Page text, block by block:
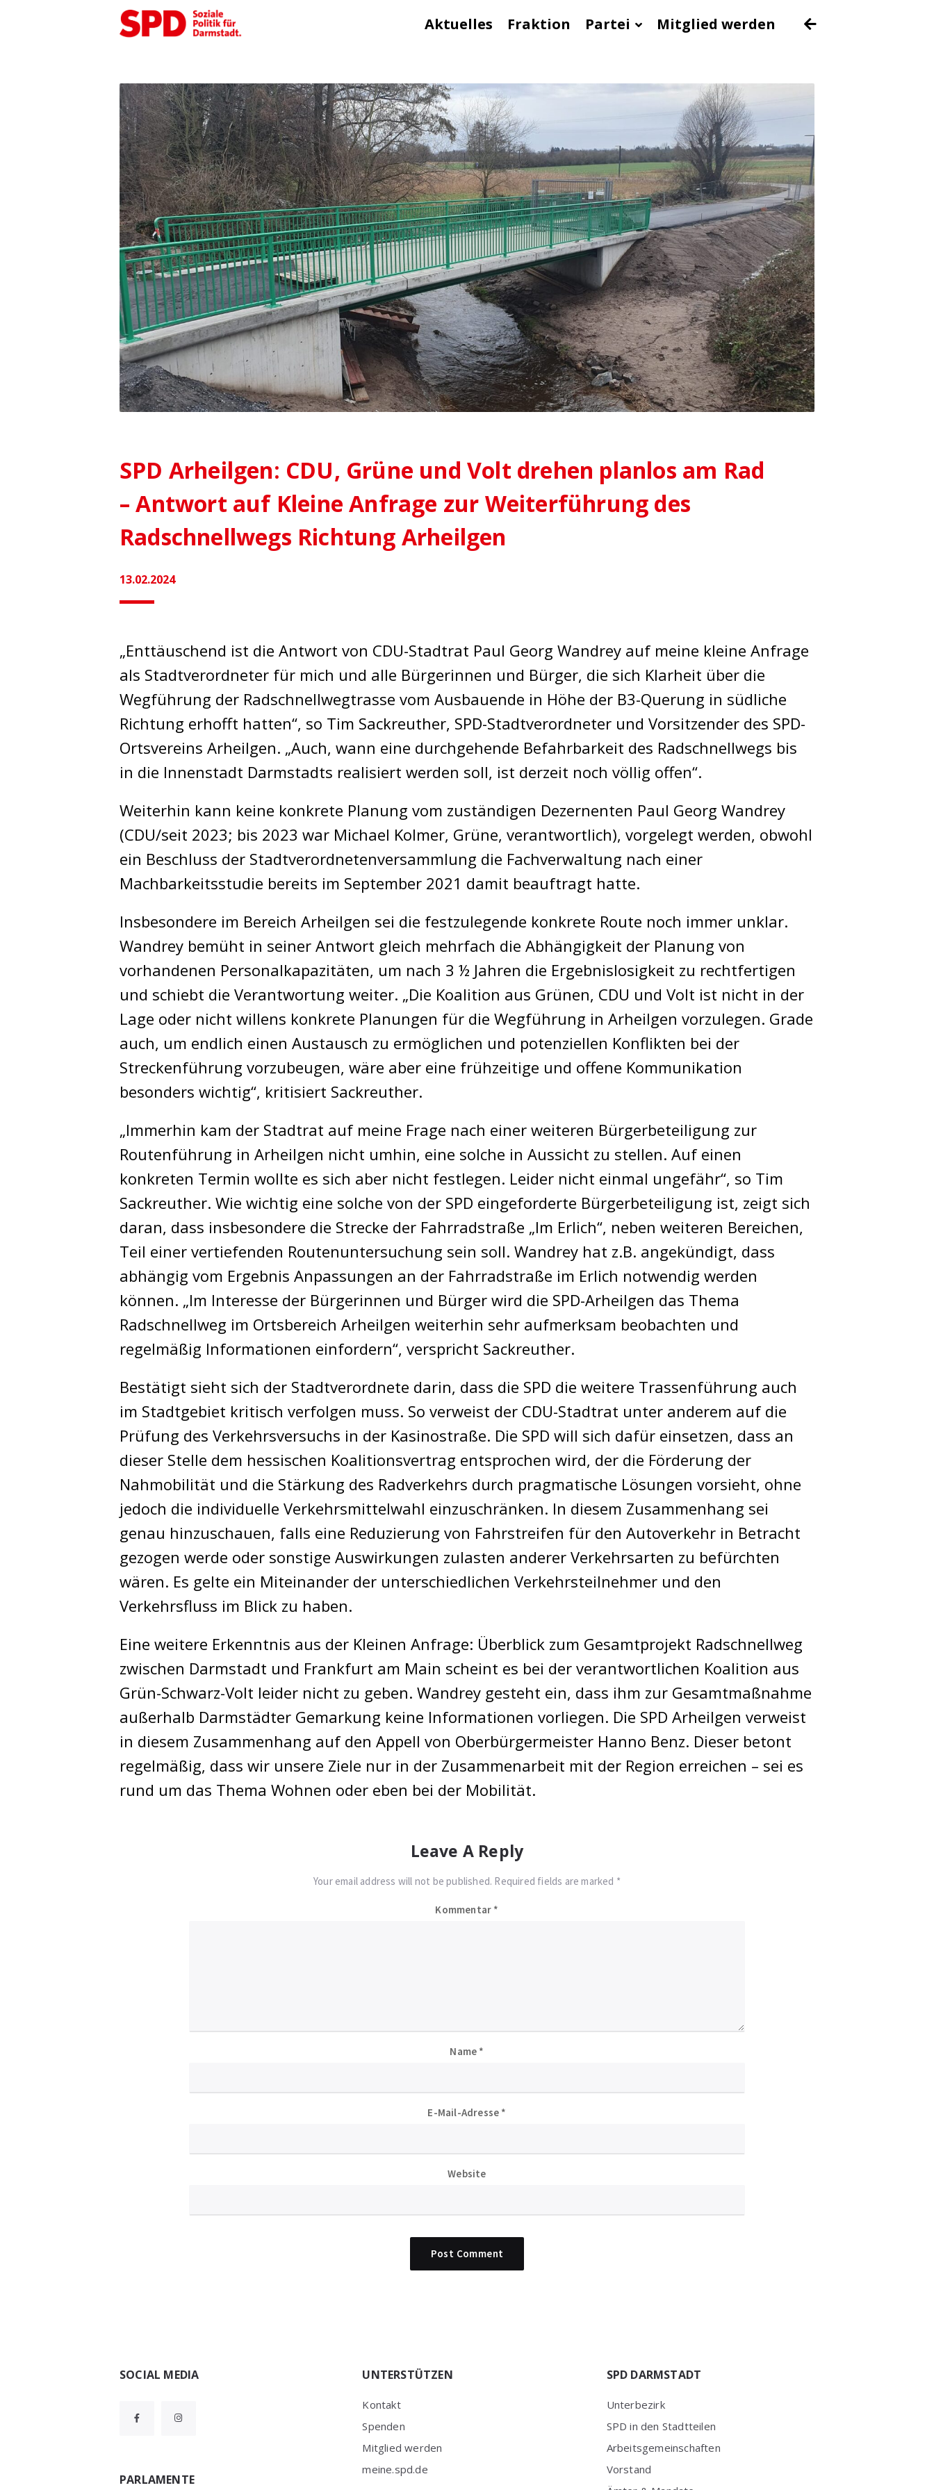
Aktuelles Fraktion Partei Mitglied werden
SPD Arheilgen: CDU, Grüne und Volt drehen planlos am Rad
– Antwort auf Kleine Anfrage zur Weiterführung des
Radschnellwegs Richtung Arheilgen
13.02.2024
„Enttäuschend ist die Antwort von CDU-Stadtrat Paul Georg Wandrey auf meine kleine Anfrage
als Stadtverordneter für mich und alle Bürgerinnen und Bürger, die sich Klarheit über die
Wegführung der Radschnellwegtrasse vom Ausbauende in Höhe der B3-Querung in südliche
Richtung erhofft hatten“, so Tim Sackreuther, SPD-Stadtverordneter und Vorsitzender des SPD-
Ortsvereins Arheilgen. „Auch, wann eine durchgehende Befahrbarkeit des Radschnellwegs bis
in die Innenstadt Darmstadts realisiert werden soll, ist derzeit noch völlig offen“.
Weiterhin kann keine konkrete Planung vom zuständigen Dezernenten Paul Georg Wandrey
(CDU/seit 2023; bis 2023 war Michael Kolmer, Grüne, verantwortlich), vorgelegt werden, obwohl
ein Beschluss der Stadtverordnetenversammlung die Fachverwaltung nach einer
Machbarkeitsstudie bereits im September 2021 damit beauftragt hatte.
Insbesondere im Bereich Arheilgen sei die festzulegende konkrete Route noch immer unklar.
Wandrey bemüht in seiner Antwort gleich mehrfach die Abhängigkeit der Planung von
vorhandenen Personalkapazitäten, um nach 3 ½ Jahren die Ergebnislosigkeit zu rechtfertigen
und schiebt die Verantwortung weiter. „Die Koalition aus Grünen, CDU und Volt ist nicht in der
Lage oder nicht willens konkrete Planungen für die Wegführung in Arheilgen vorzulegen. Grade
auch, um endlich einen Austausch zu ermöglichen und potenziellen Konflikten bei der
Streckenführung vorzubeugen, wäre aber eine frühzeitige und offene Kommunikation
besonders wichtig“, kritisiert Sackreuther.
„Immerhin kam der Stadtrat auf meine Frage nach einer weiteren Bürgerbeteiligung zur
Routenführung in Arheilgen nicht umhin, eine solche in Aussicht zu stellen. Auf einen
konkreten Termin wollte es sich aber nicht festlegen. Leider nicht einmal ungefähr“, so Tim
Sackreuther. Wie wichtig eine solche von der SPD eingeforderte Bürgerbeteiligung ist, zeigt sich
daran, dass insbesondere die Strecke der Fahrradstraße „Im Erlich“, neben weiteren Bereichen,
Teil einer vertiefenden Routenuntersuchung sein soll. Wandrey hat z.B. angekündigt, dass
abhängig vom Ergebnis Anpassungen an der Fahrradstraße im Erlich notwendig werden
können. „Im Interesse der Bürgerinnen und Bürger wird die SPD-Arheilgen das Thema
Radschnellweg im Ortsbereich Arheilgen weiterhin sehr aufmerksam beobachten und
regelmäßig Informationen einfordern“, verspricht Sackreuther.
Bestätigt sieht sich der Stadtverordnete darin, dass die SPD die weitere Trassenführung auch
im Stadtgebiet kritisch verfolgen muss. So verweist der CDU-Stadtrat unter anderem auf die
Prüfung des Verkehrsversuchs in der Kasinostraße. Die SPD will sich dafür einsetzen, dass an
dieser Stelle dem hessischen Koalitionsvertrag entsprochen wird, der die Förderung der
Nahmobilität und die Stärkung des Radverkehrs durch pragmatische Lösungen vorsieht, ohne
jedoch die individuelle Verkehrsmittelwahl einzuschränken. In diesem Zusammenhang sei
genau hinzuschauen, falls eine Reduzierung von Fahrstreifen für den Autoverkehr in Betracht
gezogen werde oder sonstige Auswirkungen zulasten anderer Verkehrsarten zu befürchten
wären. Es gelte ein Miteinander der unterschiedlichen Verkehrsteilnehmer und den
Verkehrsfluss im Blick zu haben.
Eine weitere Erkenntnis aus der Kleinen Anfrage: Überblick zum Gesamtprojekt Radschnellweg
zwischen Darmstadt und Frankfurt am Main scheint es bei der verantwortlichen Koalition aus
Grün-Schwarz-Volt leider nicht zu geben. Wandrey gesteht ein, dass ihm zur Gesamtmaßnahme
außerhalb Darmstädter Gemarkung keine Informationen vorliegen. Die SPD Arheilgen verweist
in diesem Zusammenhang auf den Appell von Oberbürgermeister Hanno Benz. Dieser betont
regelmäßig, dass wir unsere Ziele nur in der Zusammenarbeit mit der Region erreichen – sei es
rund um das Thema Wohnen oder eben bei der Mobilität.
Leave A Reply
Your email address will not be published. Required fields are marked *
Kommentar *
Name *
E-Mail-Adresse *
Website
Widgets
SOCIAL MEDIA
PARLAMENTE
UNTERSTÜTZEN
Kontakt
Spenden
Mitglied werden
meine.spd.de
SPD DARMSTADT
Unterbezirk
SPD in den Stadtteilen
Arbeitsgemeinschaften
Vorstand